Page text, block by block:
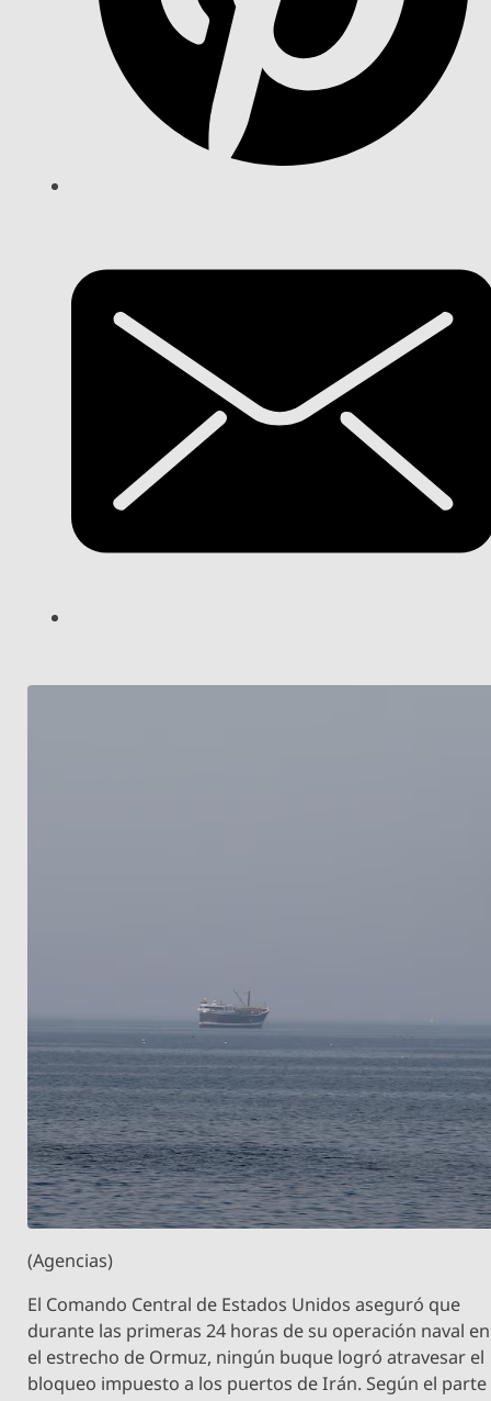
(Agencias)
El Comando Central de Estados Unidos aseguró que
durante las primeras 24 horas de su operación naval en
el estrecho de Ormuz, ningún buque logró atravesar el
bloqueo impuesto a los puertos de Irán. Según el parte